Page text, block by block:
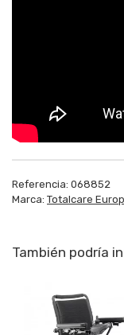
Referencia: 068852
Marca: Totalcare
También podría